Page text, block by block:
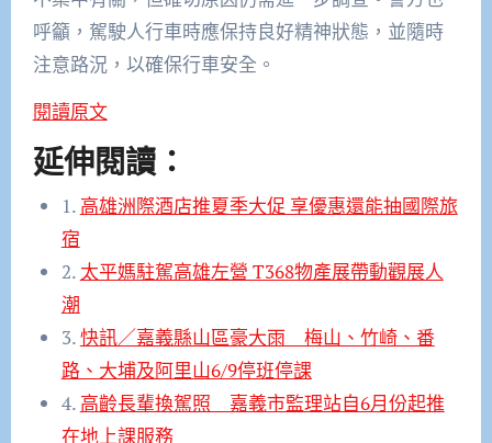
呼籲，駕駛人行車時應保持良好精神狀態，並隨時
注意路況，以確保行車安全。
閱讀原文
延伸閱讀：
1. 高雄洲際酒店推夏季大促 享優惠還能抽國際旅
宿
2. 太平媽駐駕高雄左營 T368物產展帶動觀展人
潮
3.快訊／嘉義縣山區豪大雨 梅山、竹崎、番
路、大埔及阿里山6/9停班停課
4. 高齡長輩換駕照 嘉義市監理站自6月份起推
在地上課服務